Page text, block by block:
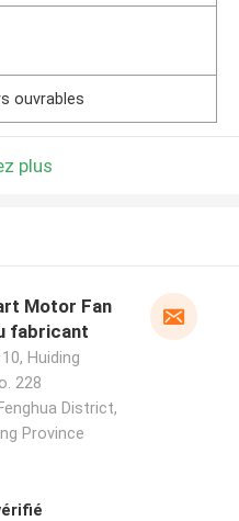
ouvrables
plus
Motor Fan
fabricant
Huiding
228
District,
Province